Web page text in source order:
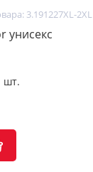
3.191227XL-2XL
унисекс
шт.